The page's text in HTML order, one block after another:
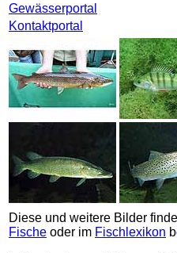
Gewässerportal
Kontaktportal
Diese und weitere Bilder
Fische oder im Fischlexikon